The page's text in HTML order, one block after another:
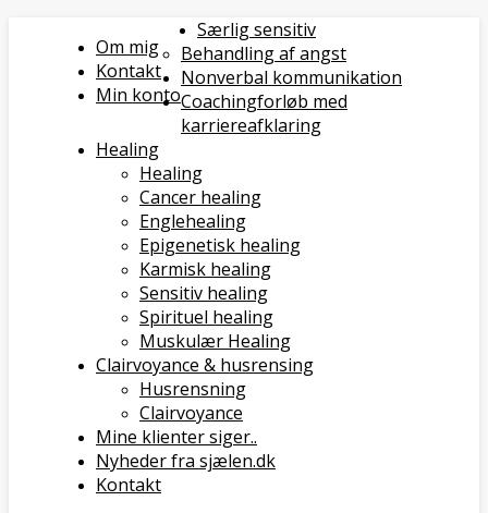
Om mig
Kontakt
Min konto
Særlig sensitiv
Behandling af angst
Nonverbal kommunikation
Coachingforløb med
karriereafklaring
Healing
Healing
Cancer healing
Englehealing
Epigenetisk healing
Karmisk healing
Sensitiv healing
Spirituel healing
Muskulær Healing
Clairvoyance & husrensing
Husrensning
Clairvoyance
Mine klienter siger..
Nyheder fra sjælen.dk
Kontakt